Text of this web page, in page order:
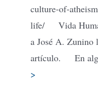
culture-of-
life/ Vida
a José A. Zunino
artículo. En
>